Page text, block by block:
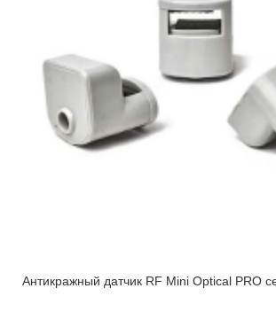
Антикражный датчик RF Mini Optical PRO